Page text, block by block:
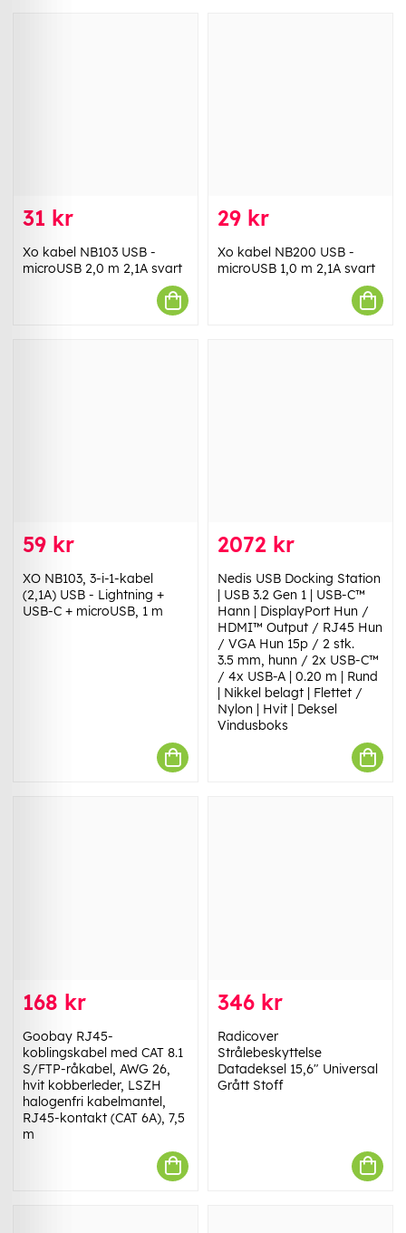
31 kr
Xo kabel NB103 USB -
microUSB 2,0 m 2,1A svart
29 kr
Xo kabel NB200 USB -
microUSB 1,0 m 2,1A svart
59 kr
XO NB103, 3-i-1-kabel
(2,1A) USB - Lightning +
USB-C + microUSB, 1 m
2072 kr
Nedis USB Docking Station
| USB 3.2 Gen 1 | USB-C™
Hann | DisplayPort Hun /
HDMI™ Output / RJ45 Hun
/ VGA Hun 15p / 2 stk.
3.5 mm, hunn / 2x USB-C™
/ 4x USB-A | 0.20 m | Rund
| Nikkel belagt | Flettet /
Nylon | Hvit | Deksel
Vindusboks
168 kr
Goobay RJ45-
koblingskabel med CAT 8.1
S/FTP-råkabel, AWG 26,
hvit kobberleder, LSZH
halogenfri kabelmantel,
RJ45-kontakt (CAT 6A), 7,5
m
346 kr
Radicover
Strålebeskyttelse
Datadeksel 15,6" Universal
Grått Stoff